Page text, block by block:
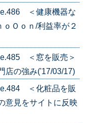
＜健康機器な
Ｏｏｎ/利益率が２
＜窓を販売＞
店の強み('17/03/17)
＜化粧品を販
意見をサイトに反映